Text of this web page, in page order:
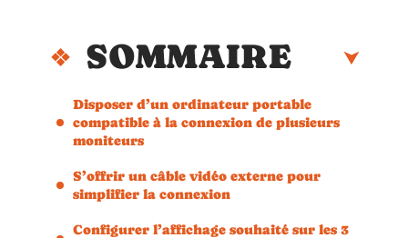
SOMMAIRE
Disposer d’un ordinateur portable
compatible à la connexion de plusieurs
moniteurs
S’offrir un câble vidéo externe pour
simplifier la connexion
Configurer l’affichage souhaité sur les 3